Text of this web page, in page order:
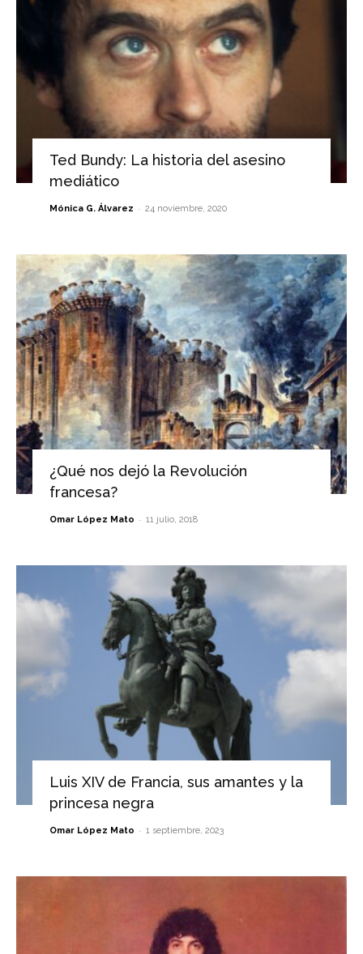
Ted Bundy: La historia del asesino
mediático
Mónica G. Álvarez - 24 noviembre, 2020
¿Qué nos dejó la Revolución
francesa?
Omar López Mato - 11 julio, 2018
Luis XIV de Francia, sus amantes y la
princesa negra
Omar López Mato - 1 septiembre, 2023